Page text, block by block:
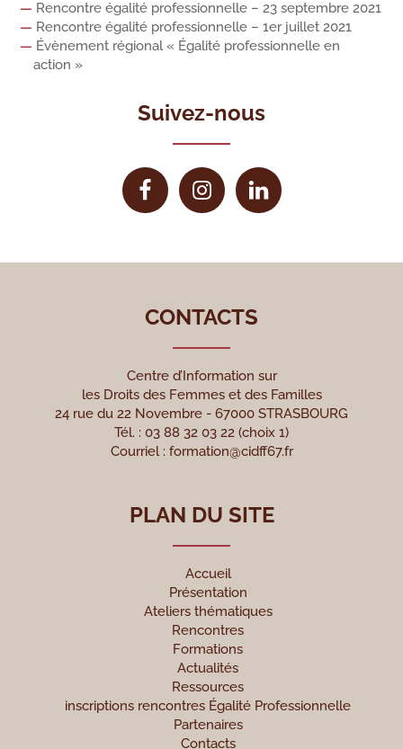
Rencontre égalité professionnelle – 23 septembre 2021
Rencontre égalité professionnelle – 1er juillet 2021
Évènement régional « Égalité professionnelle en
action »
Suivez-nous
CONTACTS
Centre d’Information sur
les Droits des Femmes et des Familles
24 rue du 22 Novembre - 67000 STRASBOURG
Tél. : 03 88 32 03 22 (choix 1)
Courriel : formation@cidff67.fr
PLAN DU SITE
Accueil
Présentation
Ateliers thématiques
Rencontres
Formations
Actualités
Ressources
inscriptions rencontres Égalité Professionnelle
Partenaires
Contacts